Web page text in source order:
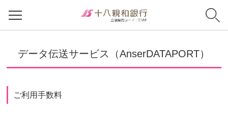
データ伝送サービス（AnserDATAPORT）
ご利用手数料